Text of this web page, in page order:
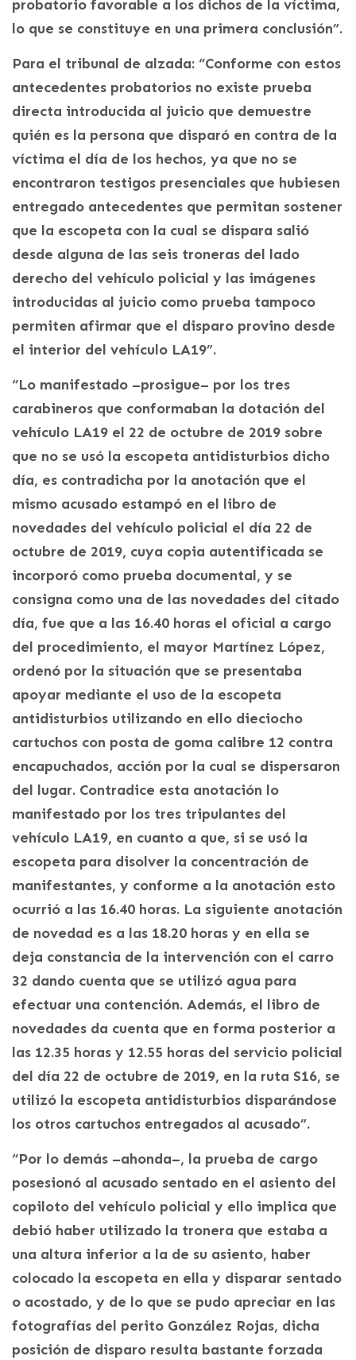
probatorio favorable a los dichos de la víctima,
lo que se constituye en una primera conclusión”.
Para el tribunal de alzada: “Conforme con estos
antecedentes probatorios no existe prueba
directa introducida al juicio que demuestre
quién es la persona que disparó en contra de la
víctima el día de los hechos, ya que no se
encontraron testigos presenciales que hubiesen
entregado antecedentes que permitan sostener
que la escopeta con la cual se dispara salió
desde alguna de las seis troneras del lado
derecho del vehículo policial y las imágenes
introducidas al juicio como prueba tampoco
permiten afirmar que el disparo provino desde
el interior del vehículo LA19”.
“Lo manifestado –prosigue– por los tres
carabineros que conformaban la dotación del
vehículo LA19 el 22 de octubre de 2019 sobre
que no se usó la escopeta antidisturbios dicho
día, es contradicha por la anotación que el
mismo acusado estampó en el libro de
novedades del vehículo policial el día 22 de
octubre de 2019, cuya copia autentificada se
incorporó como prueba documental, y se
consigna como una de las novedades del citado
día, fue que a las 16.40 horas el oficial a cargo
del procedimiento, el mayor Martínez López,
ordenó por la situación que se presentaba
apoyar mediante el uso de la escopeta
antidisturbios utilizando en ello dieciocho
cartuchos con posta de goma calibre 12 contra
encapuchados, acción por la cual se dispersaron
del lugar. Contradice esta anotación lo
manifestado por los tres tripulantes del
vehículo LA19, en cuanto a que, si se usó la
escopeta para disolver la concentración de
manifestantes, y conforme a la anotación esto
ocurrió a las 16.40 horas. La siguiente anotación
de novedad es a las 18.20 horas y en ella se
deja constancia de la intervención con el carro
32 dando cuenta que se utilizó agua para
efectuar una contención. Además, el libro de
novedades da cuenta que en forma posterior a
las 12.35 horas y 12.55 horas del servicio policial
del día 22 de octubre de 2019, en la ruta S16, se
utilizó la escopeta antidisturbios disparándose
los otros cartuchos entregados al acusado”.
“Por lo demás –ahonda–, la prueba de cargo
posesionó al acusado sentado en el asiento del
copiloto del vehículo policial y ello implica que
debió haber utilizado la tronera que estaba a
una altura inferior a la de su asiento, haber
colocado la escopeta en ella y disparar sentado
o acostado, y de lo que se pudo apreciar en las
fotografías del perito González Rojas, dicha
posición de disparo resulta bastante forzada